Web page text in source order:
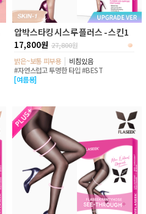
압박스타킹 시스루 플러스 - 스킨1
17,800원 27,800원
밝은~보통 피부용
비침있음
#자연스럽고 투명한 타입 #BEST
[여름용]